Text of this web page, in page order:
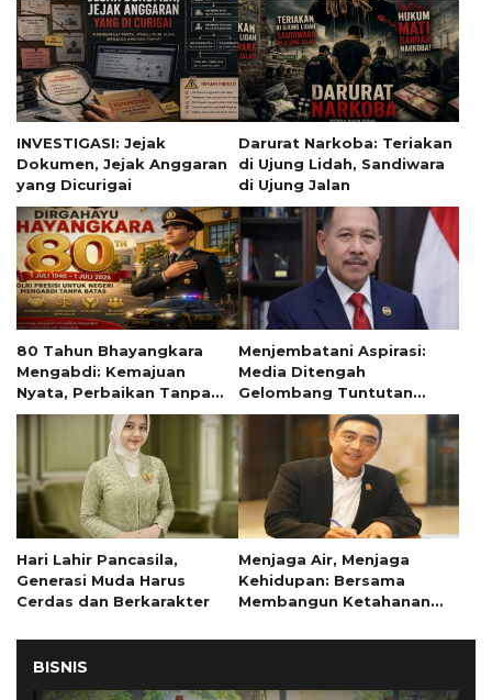
INVESTIGASI: Jejak
Dokumen, Jejak Anggaran
yang Dicurigai
Darurat Narkoba: Teriakan
di Ujung Lidah, Sandiwara
di Ujung Jalan
80 Tahun Bhayangkara
Mengabdi: Kemajuan
Nyata, Perbaikan Tanpa
Henti
Menjembatani Aspirasi:
Media Ditengah
Gelombang Tuntutan
Mahasiswa
Hari Lahir Pancasila,
Generasi Muda Harus
Cerdas dan Berkarakter
Menjaga Air, Menjaga
Kehidupan: Bersama
Membangun Ketahanan
Kemarau
BISNIS